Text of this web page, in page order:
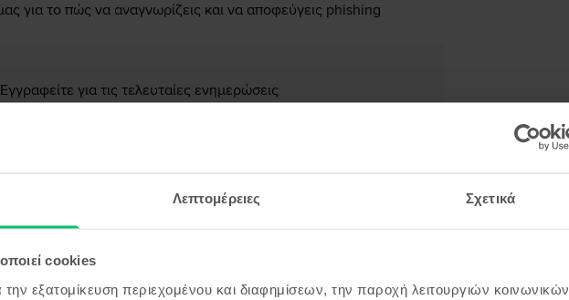
Λεπτομέρειες Σχετικά
cookies
εξατομίκευση περιεχομένου και διαφημίσεων, την παροχή λειτουργιών κοινωνικών
για το πώς να αναγνωρίζεις και να αποφεύγεις phishing
Εγγραφείτε για τις τελευταίες ενημερώσεις
Εγγραφείτε